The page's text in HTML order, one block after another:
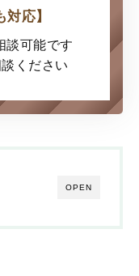
応】
談可能です
ください
OPEN